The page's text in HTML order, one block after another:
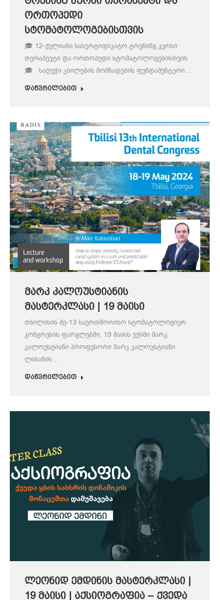
ორთოპედი
სტომატოლოგებისთვის
🎓 12-ქულიანი სასერტიფიკატო ტრენინგ კურსი
თერაპევტი და ორთოპედი სტომატოლოგებისთვის
🎓 საღეჭი კბილების მომზადების ფუნდამენტური…
დაწვრილებით
მარკ კალოუსტიანის
მასტერკლასი | 19 მაისი
თბილისის მე-13 საერთშორისო სტომატოლოგიურ
კონგრესის ფარგლებში, 19 მაისს ექიმი მარკ
კალოუსტიანი პროფესორი მარკ კალოუსტიანი
ლიბანის…
დაწვრილებით
ლეონიდ ემდინის მასტერკლასი |
19 მაისი | აქსიოგრაფია – ქვედა